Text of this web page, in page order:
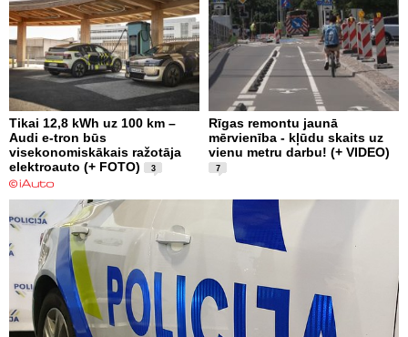
Tikai 12,8 kWh uz 100 km –
Audi e-tron būs
visekonomiskākais ražotāja
elektroauto (+ FOTO)
3
Rīgas remontu jaunā
mērvienība - kļūdu skaits uz
vienu metru darbu! (+ VIDEO)
7